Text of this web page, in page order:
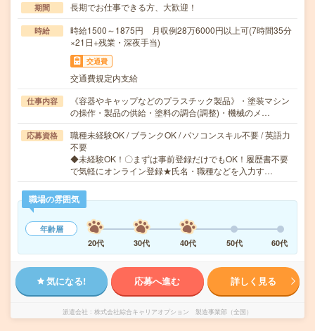
期間 長期でお仕事できる方、大歓迎！
時給
時給1500～1875円 月収例28万6000円以上可(7時間35分
×21日+残業・深夜手当)
交通費
交通費規定内支給
仕事内容
《容器やキャップなどのプラスチック製品》・塗装マシン
の操作・製品の供給・塗料の調合(調整)・機械のメ…
応募資格
職種未経験OK / ブランクOK / パソコンスキル不要 / 英語力
不要
◆未経験OK！〇まずは事前登録だけでもOK！履歴書不要
で気軽にオンライン登録★氏名・職種などを入力す…
職場の雰囲気
年齢層
20代
30代 40代 50代 60代
気になる! 応募へ進む 詳しく見る
派遣会社 株式会社綜合キャリアオプション 製造事業部（全国）